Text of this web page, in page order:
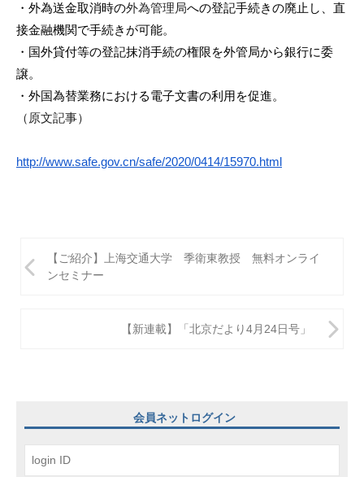
・外為送金取消時の外為管理局への登記手続きの廃止し、 直
接金融機関で手続きが可能。
・国外貸付等の登記抹消手続の権限を外管局から銀行に委
譲。
・ 外国為替業務における電子文書の利用を促進。
（原文記事）
http://www.safe.gov.cn/safe/2020/0414/15970.html
稿
ン
【ご紹介】上海交通大学 季衛東教授 無料オンライ
ンセミナー
【新連載】「北京だより4月24日号」
会員ネットログイン